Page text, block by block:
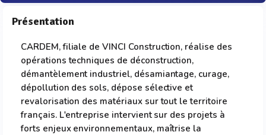
Présentation
CARDEM, filiale de VINCI Construction, réalise des
opérations techniques de déconstruction,
démantèlement industriel, désamiantage, curage,
dépollution des sols, dépose sélective et
revalorisation des matériaux sur tout le territoire
français. L'entreprise intervient sur des projets à
forts enjeux environnementaux, maîtrise la